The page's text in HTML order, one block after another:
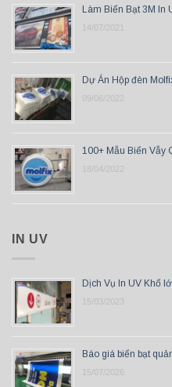
Làm Biển Bạt 3M In
14/07/2021
Dự Án Hộp đèn
09/06/2022
100+ Mẫu Biển Vẫy
18/04/2022
IN UV
Dịch Vụ In UV Khổ
15/03/2023
Báo giá biển bạt
15/07/2026